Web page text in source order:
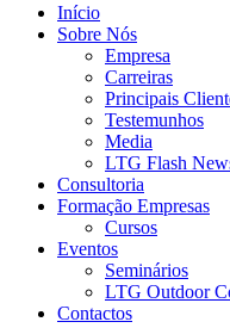
Início
Sobre Nós
Empresa
Carreiras
Principais
Testemunhos
Media
LTG Flash
Consultoria
Formação Empresas
Cursos
Eventos
Seminários
LTG Outdoor
Contactos